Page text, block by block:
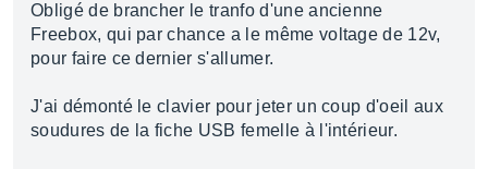
Obligé de brancher le tranfo d'une ancienne
Freebox, qui par chance a le même voltage de 12v,
pour faire ce dernier s'allumer.
J'ai démonté le clavier pour jeter un coup d'oeil aux
soudures de la fiche USB femelle à l'intérieur.